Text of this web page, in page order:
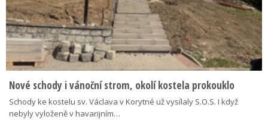
Nové schody i vánoční strom, okolí kostela prokouklo
Schody ke kostelu sv. Václava v Korytné už vysílaly S.O.S. I když
nebyly vyloženě v havarijním…